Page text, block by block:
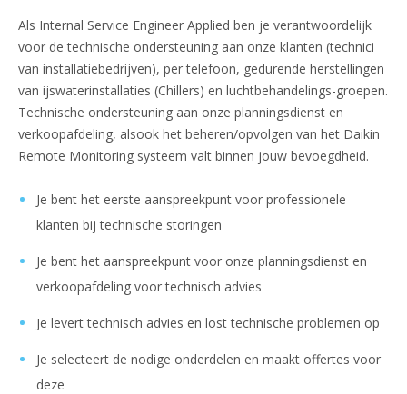
Als Internal Service Engineer Applied ben je verantwoordelijk
voor de technische ondersteuning aan onze klanten (technici
van installatiebedrijven), per telefoon, gedurende herstellingen
van ijswaterinstallaties (Chillers) en luchtbehandelings-groepen.
Technische ondersteuning aan onze planningsdienst en
verkoopafdeling, alsook het beheren/opvolgen van het Daikin
Remote Monitoring systeem valt binnen jouw bevoegdheid.
Je bent het eerste aanspreekpunt voor professionele
klanten bij technische storingen
Je bent het aanspreekpunt voor onze planningsdienst en
verkoopafdeling voor technisch advies
Je levert technisch advies en lost technische problemen op
Je selecteert de nodige onderdelen en maakt offertes voor
deze